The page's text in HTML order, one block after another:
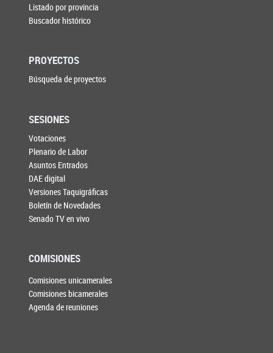
Listado por provincia
Buscador histórico
PROYECTOS
Búsqueda de proyectos
SESIONES
Votaciones
Plenario de Labor
Asuntos Entrados
DAE digital
Versiones Taquigráficas
Boletín de Novedades
Senado TV en vivo
COMISIONES
Comisiones unicamerales
Comisiones bicamerales
Agenda de reuniones